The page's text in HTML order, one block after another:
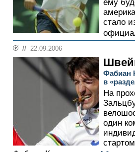
ему
стало
// 22.09.2006
Фабиан
в
На
один